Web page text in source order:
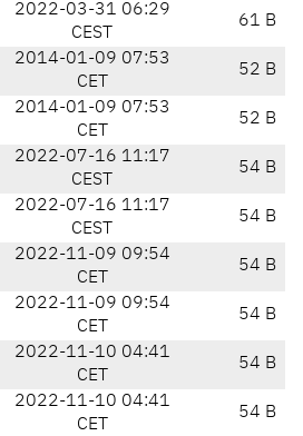
2022-03-31 06:29
CEST
61 B
2014-01-09 07:53
CET
52 B
2014-01-09 07:53
CET
52 B
2022-07-16 11:17
CEST
54 B
2022-07-16 11:17
CEST
54 B
2022-11-09 09:54
CET
54 B
2022-11-09 09:54
CET
54 B
2022-11-10 04:41
CET
54 B
2022-11-10 04:41
CET
54 B